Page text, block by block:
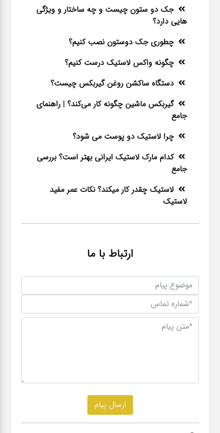
جک دو ستون چیست و چه ساختار و ویژگی
هایی دارد؟
چطوری جک دوستون نصب کنیم؟
چگونه واکس لاستیک درست کنیم؟
دستگاه ساکشن روغن گیربکس چیست؟
گیربکس ماشین چگونه کار می‌کند؟ | راهنمای
جامع
چرا لاستیک دو پوست می شود؟
کدام مارک لاستیک ایرانی بهتر است؟ بررسی
جامع
لاستیک چقدر کار میکند؟ نکات عمر مفید
لاستیک
ارتباط با ما